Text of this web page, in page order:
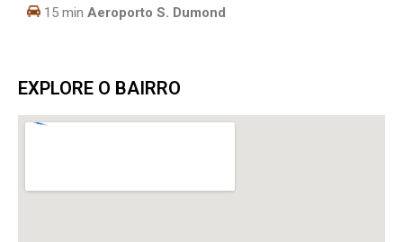
15 min Aeroporto S. Dumond
EXPLORE O BAIRRO